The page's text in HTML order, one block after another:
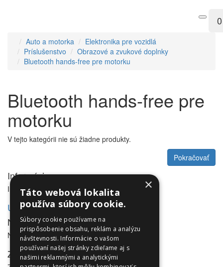
0
Auto a motorka
Elektronika pre vozidlá
Príslušenstvo
Obrazové a zvukové doplnky
Bluetooth hands-free pre motorku
Bluetooth hands-free pre
motorku
V tejto kategórii nie sú žiadne produkty.
Pokračovať
Informácie
Informácie
Utleurope.com
NewsLetter
NewsLetter
Zákaznícky servis
×
Táto webová lokalita
používa súbory cookie.
Súbory cookie používame na
prispôsobenie obsahu, reklám a analýzu
návštevnosti. Informácie o vašom
používaní našej stránky zdieľame aj s
našimi reklamnými a analytickými